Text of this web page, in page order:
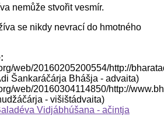
nemůže stvořit vesmír.
se nikdy nevrací do hmotného
web/20160205200554/http://
Šankaráčárja Bhášja - advaita)
web/20160304114850/http://
- višištádvaita)
Vidjábhúšana - ačintja